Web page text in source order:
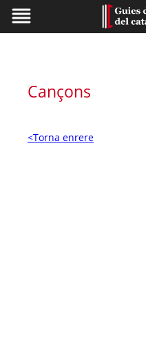
Cançons
<Torna enrere